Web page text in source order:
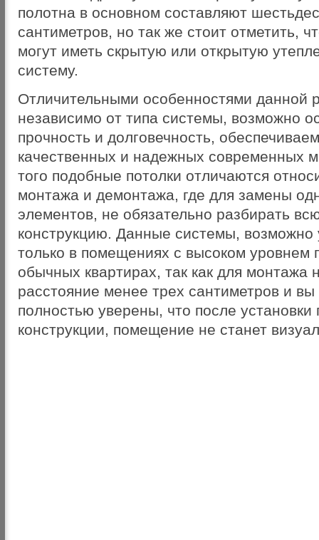
полотна в основном составляют
сантиметров, но так же стоит отметить,
могут иметь скрытую или открытую
систему.
Отличительными особенностями данной
независимо от типа системы, возможно
прочность и долговечность,
качественных и надежных современных
того подобные потолки отличаются
монтажа и демонтажа, где для замены
элементов, не обязательно разбирать
конструкцию. Данные системы, возможно
только в помещениях с высоком уровнем
обычных квартирах, так как для монтажа
расстояние менее трех сантиметров и
полностью уверены, что после установки
конструкции, помещение не станет